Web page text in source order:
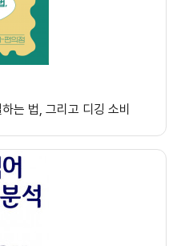
는 법, 그리고 디깅 소비